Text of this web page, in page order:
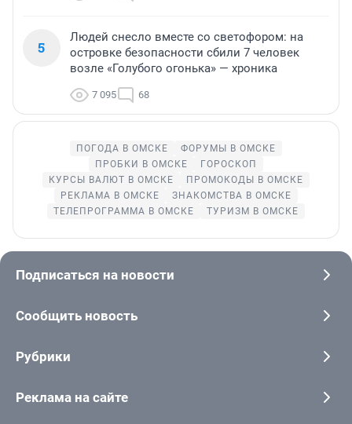
5
Людей снесло вместе со светофором: на
островке безопасности сбили 7 человек
возле «Голубого огонька» — хроника
7 095 68
ПОГОДА В ОМСКЕ
ФОРУМЫ В ОМСКЕ
ПРОБКИ В ОМСКЕ
ГОРОСКОП
КУРСЫ ВАЛЮТ В ОМСКЕ
ПРОМОКОДЫ В ОМСКЕ
РЕКЛАМА В ОМСКЕ
ЗНАКОМСТВА В ОМСКЕ
ТЕЛЕПРОГРАММА В ОМСКЕ
ТУРИЗМ В ОМСКЕ
Подписаться на новости
Сообщить новость
Рубрики
Реклама на сайте